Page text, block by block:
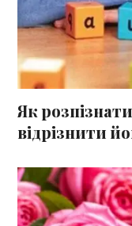
Як
відрізнити